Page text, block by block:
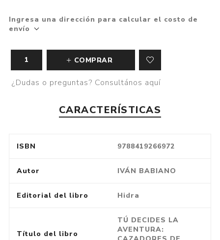
Ingresa una dirección para calcular el costo de
envío
COMPRAR
¿Dudas o preguntas? Consultános aquí
CARACTERÍSTICAS
ISBN 9788419266972
Autor IVÁN BABIANO
Editorial del libro Hidra
Título del libro
TÚ DECIDES LA
AVENTURA: